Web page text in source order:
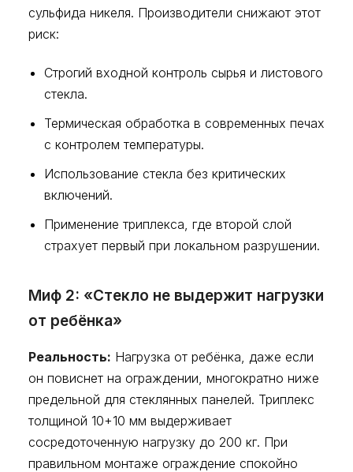
сульфида никеля. Производители снижают этот
риск:
Строгий входной контроль сырья и листового
стекла.
Термическая обработка в современных печах
с контролем температуры.
Использование стекла без критических
включений.
Применение триплекса, где второй слой
страхует первый при локальном разрушении.
Миф 2: «Стекло не выдержит нагрузки
от ребёнка»
Реальность: Нагрузка от ребёнка, даже если
он повиснет на ограждении, многократно ниже
предельной для стеклянных панелей. Триплекс
толщиной 10+10 мм выдерживает
сосредоточенную нагрузку до 200 кг. При
правильном монтаже ограждение спокойно